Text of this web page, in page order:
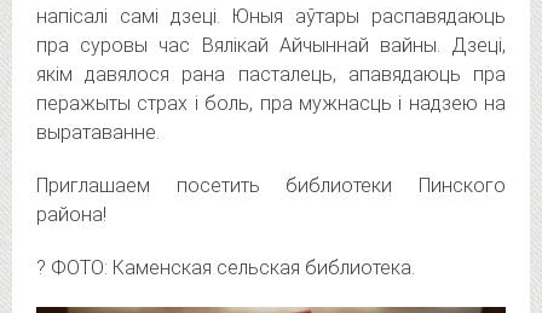
напісалі самі дзеці. Юныя аўтары распавядаюць
пра суровы час Вялікай Айчыннай вайны. Дзеці,
якім давялося рана пасталець, апавядаюць пра
перажыты страх і боль, пра мужнасць і надзею на
выратаванне.
Приглашаем посетить библиотеки Пинского
района!
? ФОТО: Каменская сельская библиотека.